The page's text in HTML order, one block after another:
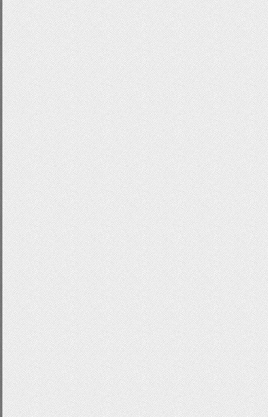
-webkit-box-sizing:border-box;
-moz-box-sizing:border-box;
box-sizing:border-box;
-webkit-box-shadow: 0 1px 4px
-moz-box-shadow: 0 1px 4pxrgba
box-shadow: 0 1px 4pxrgba(0, 0
}
.user_message:before{top: 4px
.user_message:after{top: 8px;
.info_message{
text-align:right;
padding:6px 0 6px 0;
background:#fff;
border-top:2pxsolid#ddd;
margin:13px 0 0 0;
font-family:Verdana,sans-serif;
line-height:16px;
width:300px;
font-size:11px;
color:#666;
}
.user_name{
font-weight:bold;
color:#666;
}